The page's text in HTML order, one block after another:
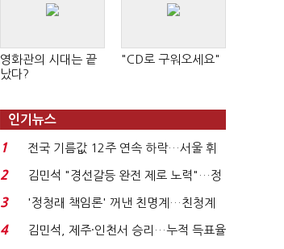
영화관의 시대는 끝
났다?
"CD로 구워오세요"
인기뉴스
1
전국 기름값 12주 연속 하락…서울 휘
발윳값 1909원...
2
김민석 "경선갈등 완전 제로 노력"…정
청래 "반명 공세 사...
3
'정청래 책임론' 꺼낸 친명계…친청계
는 추가투표 때리기...
4
김민석, 제주·인천서 승리…누적 득표율